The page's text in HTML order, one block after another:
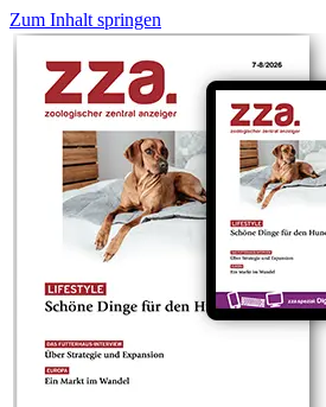
Zum Inhalt springen